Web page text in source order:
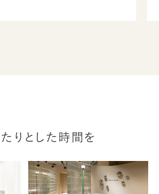
りとした時間を